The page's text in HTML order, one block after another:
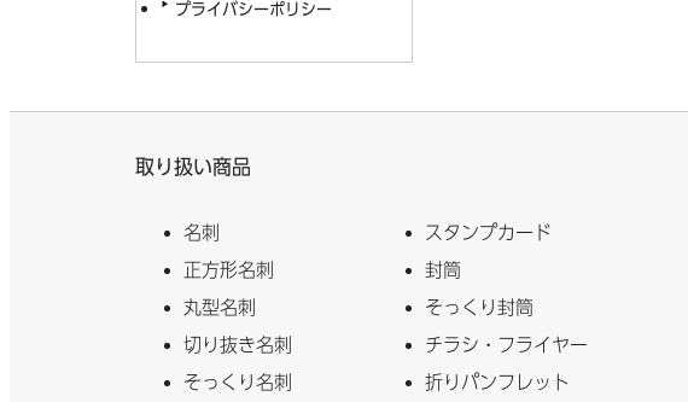
プライバシーポリシー
取り扱い商品
名刺
正方形名刺
丸型名刺
切り抜き名刺
そっくり名刺
スタンプカード
封筒
そっくり封筒
チラシ・フライヤー
折りパンフレット